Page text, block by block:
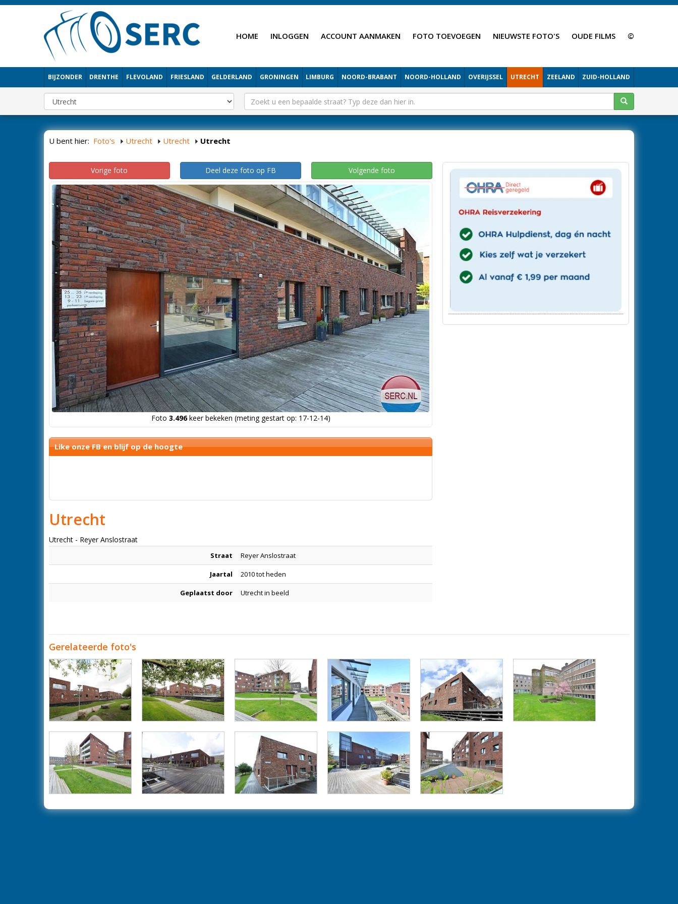
HOME INLOGGEN ACCOUNT AANMAKEN FOTO TOEVOEGEN NIEUWSTE FOTO'S OUDE FILMS ©
BIJZONDER DRENTHE FLEVOLAND FRIESLAND GELDERLAND GRONINGEN LIMBURG NOORD-BRABANT NOORD-HOLLAND OVERIJSSEL UTRECHT ZEELAND ZUID-HOLLAND
U bent hier: Foto's Utrecht Utrecht Utrecht
Vorige foto Deel deze foto op FB Volgende foto
Foto 3.496keer bekeken (meting gestart op: 17-12-14)
Like onze FB en blijf op de hoogte
Utrecht
Utrecht - Reyer Anslostraat
Straat Reyer Anslostraat
Jaartal 2010 tot heden
Geplaatst door Utrecht in beeld
Gerelateerde foto's